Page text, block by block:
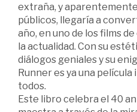
extraña, y
públicos, llegaría a
año, en uno de los films
la actualidad. Con su
diálogos geniales y su
Runner es ya una
todos.
Este libro celebra el 40